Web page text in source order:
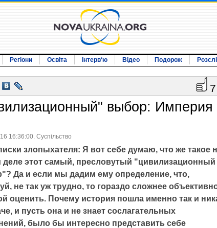
Регіони Освіта Інтерв‘ю Відео Подорож
7
выбор: Империя
16:36:00. Суспільство
злопыхателя: Я вот себе думаю, что же такое
деле этот самый, пресловутый "цивилизационный
Да и если мы дадим ему определение, что,
не так уж трудно, то гораздо сложнее
оценить. Почему история пошла именно так и
и пусть она и не знает сослагательных
было бы интересно представить себе